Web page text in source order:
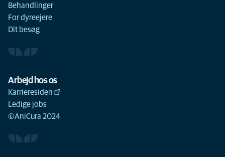
Behandlinger
For dyreejere
Dit besøg
Arbejd hos os
Karrieresiden
Ledige jobs
©AniCura 2024